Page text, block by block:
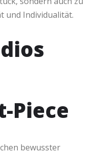
und Individualität.
Piece
bewusster